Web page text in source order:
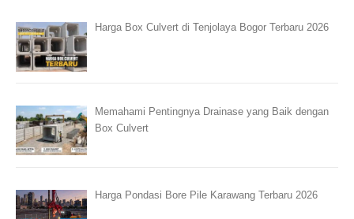
Harga Box Culvert di Tenjolaya Bogor Terbaru 2026
Memahami Pentingnya Drainase yang Baik dengan
Box Culvert
Harga Pondasi Bore Pile Karawang Terbaru 2026